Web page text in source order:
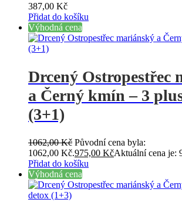
387,00 Kč
Přidat do košíku
Výhodná cena
Drcený Ostropestřec
a Černý kmín – 3
(3+1)
1062,00Kč Původní cena byla:
1062,00 Kč.975,00 KčAktuální cena je:
Přidat do košíku
Výhodná cena